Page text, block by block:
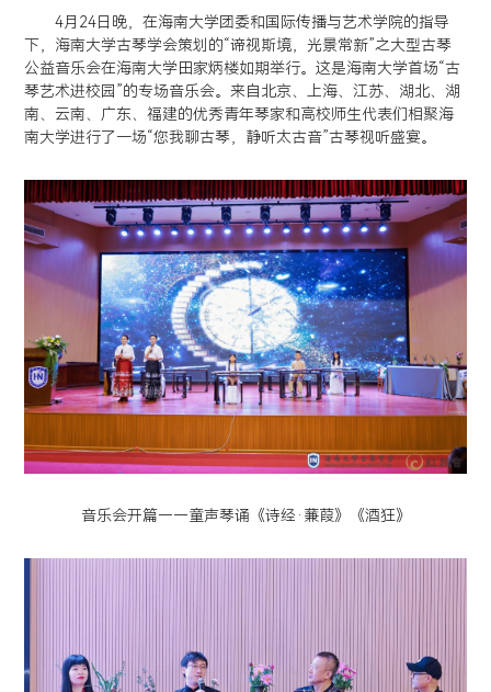
4月24日晚，在海南大学团委和国际传播与艺术学院的指导
下，海南大学古琴学会策划的“谛视斯境，光景常新”之大型古琴
公益音乐会在海南大学田家炳楼如期举行。这是海南大学首场“古
琴艺术进校园”的专场音乐会。来自北京、上海、江苏、湖北、湖
南、云南、广东、福建的优秀青年琴家和高校师生代表们相聚海
南大学进行了一场“您我聊古琴，静听太古音”古琴视听盛宴。
音乐会开篇——童声琴诵《诗经·蒹葭》《酒狂》